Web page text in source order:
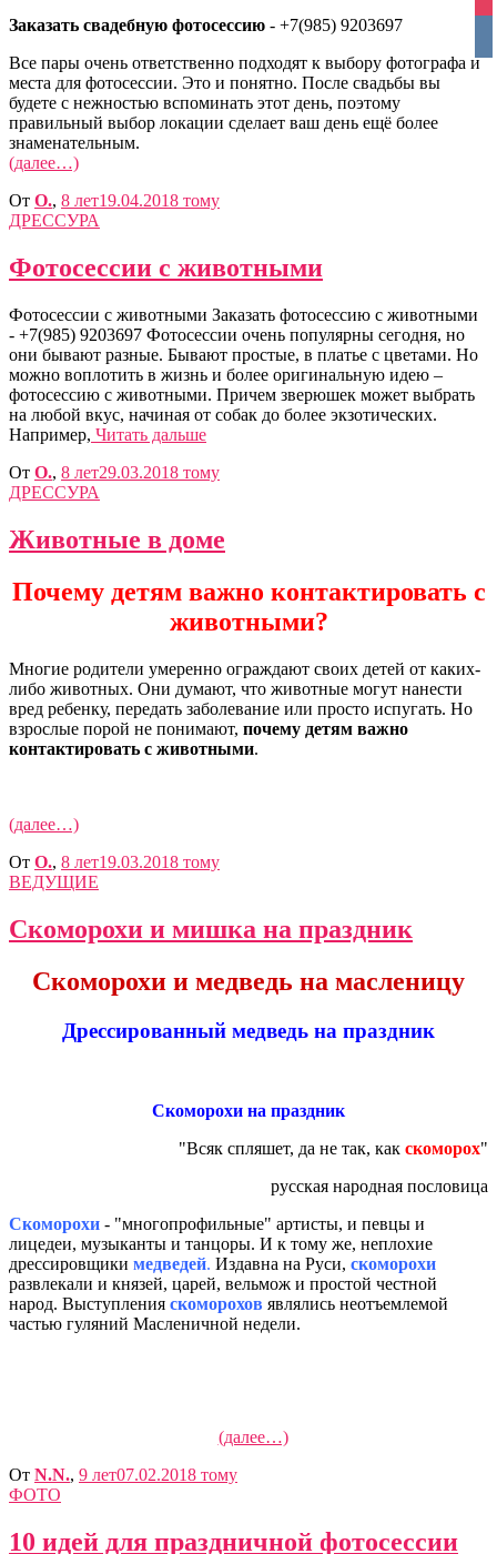
Заказать свадебную фотосессию - +7(985) 9203697
Все пары очень ответственно подходят к выбору фотографа и
места для фотосессии. Это и понятно. После свадьбы вы
будете с нежностью вспоминать этот день, поэтому
правильный выбор локации сделает ваш день ещё более
знаменательным.
(далее…)
От O., 8 лет19.04.2018 тому
ДРЕССУРА
Фотосессии с животными
Фотосессии с животными Заказать фотосессию с животными
- +7(985) 9203697 Фотосессии очень популярны сегодня, но
они бывают разные. Бывают простые, в платье с цветами. Но
можно воплотить в жизнь и более оригинальную идею –
фотосессию с животными. Причем зверюшек может выбрать
на любой вкус, начиная от собак до более экзотических.
Например, Читать дальше
От O., 8 лет29.03.2018 тому
ДРЕССУРА
Животные в доме
Почему детям важно контактировать с
животными?
Многие родители умеренно ограждают своих детей от каких-
либо животных. Они думают, что животные могут нанести
вред ребенку, передать заболевание или просто испугать. Но
взрослые порой не понимают, почему детям важно
контактировать с животными.
(далее…)
От O., 8 лет19.03.2018 тому
ВЕДУЩИЕ
Скоморохи и мишка на праздник
Скоморохи и медведь на масленицу
Дрессированный медведь на праздник
Скоморохи на праздник
"Всяк спляшет, да не так, как скоморох"
русская народная пословица
Скоморохи - "многопрофильные" артисты, и певцы и
лицедеи, музыканты и танцоры. И к тому же, неплохие
дрессировщики медведей. Издавна на Руси, скоморохи
развлекали и князей, царей, вельмож и простой честной
народ. Выступления скоморохов являлись неотъемлемой
частью гуляний Масленичной недели.
(далее…)
От N.N., 9 лет07.02.2018 тому
ФОТО
10 идей для праздничной фотосессии